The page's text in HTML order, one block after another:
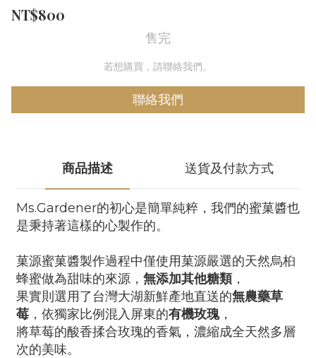
NT$800
售完
若想購買，請聯絡我們。
聯絡我們
商品描述 送貨及付款方式
Ms.Gardener的初心是簡單純粹，我們的蜜菓醬也
是秉持著這樣的心製作的。
菓源蜜菓醬製作過程中僅使用菓源嚴選的天然烏桕
蜂蜜做為甜味的來源， 無添加其他糖類，
果實則選用了台灣大湖新鮮產地直送的無農藥草
莓 ，依獨家比例混入屏東的有機玫瑰，
將草莓的酸香揉合玫瑰的香氣，濃縮成全天然多層
次的美味。